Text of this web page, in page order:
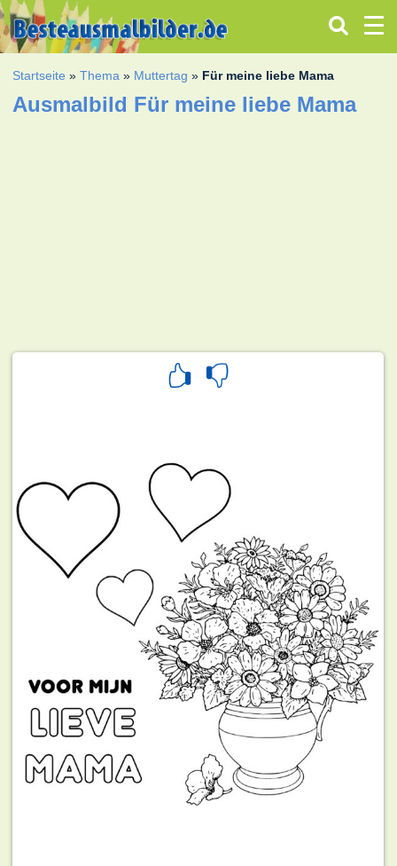
Startseite »Thema » Muttertag » Für meine liebe Mama
Ausmalbild Für meine liebe Mama